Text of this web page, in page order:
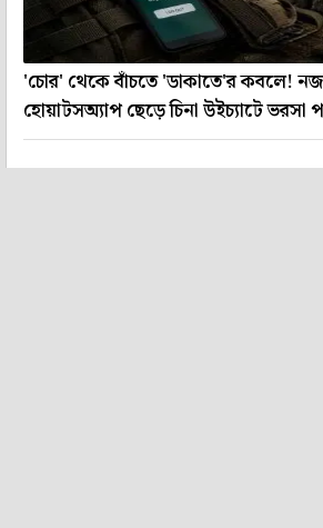
'চোর' থেকে বাঁচতে 'ডাকাতে'র কবলে!
হোয়াটসঅ্যাপ ছেড়ে চিনা উইচ্যাটে ভরসা